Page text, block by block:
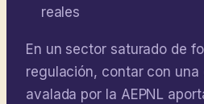
reales
En un sector saturado de
regulación, contar con
avalada por la AEPNL